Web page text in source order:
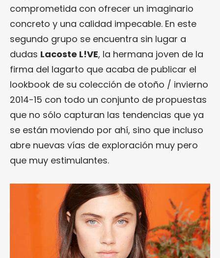
comprometida con ofrecer un imaginario
concreto y una calidad impecable. En este
segundo grupo se encuentra sin lugar a
dudas Lacoste L!VE, la hermana joven de la
firma del lagarto que acaba de publicar el
lookbook de su colección de otoño / invierno
2014-15 con todo un conjunto de propuestas
que no sólo capturan las tendencias que ya
se están moviendo por ahí, sino que incluso
abre nuevas vías de exploración muy pero
que muy estimulantes.